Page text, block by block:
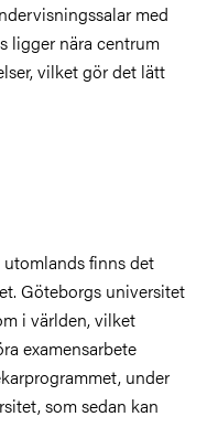
med
ligger nära centrum
vilket gör det lätt
finns det
Göteborgs universitet
i världen, vilket
examensarbete
under
som sedan kan